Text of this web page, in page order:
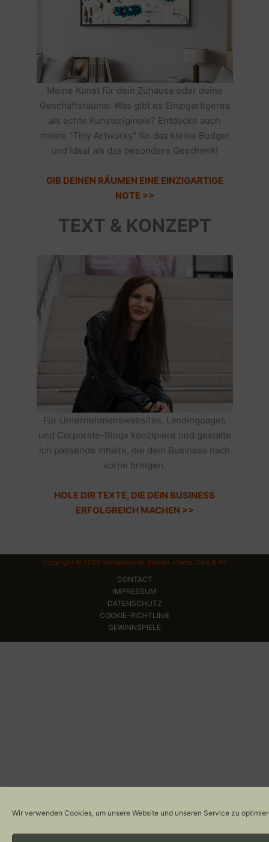
Wir verwenden Cookies, um unsere Website und unseren Service zu
Meine Kunst für dein Zuhause oder deine
Geschäftsräume: Was gibt es Einzigartigeres
als echte Kunstoriginale? Entdecke auch
meine "Tiny Artworks" für das kleine Budget
und ideal als das besondere Geschenk!
GIB DEINEN RÄUMEN EINE EINZIGARTIGE
NOTE >>
TEXT & KONZEPT
Für Unternehmenswebsites, Landingpages
und Corporate-Blogs konzipiere und gestalte
ich passende Inhalte, die dein Business nach
vorne bringen.
HOLE DIR TEXTE, DIE DEIN BUSINESS
ERFOLGREICH MACHEN >>
Copyright © 2026 Stylepeacock: Interior, Plants, Cats & Art
CONTACT
IMPRESSUM
DATENSCHUTZ
COOKIE-RICHTLINIE
GEWINNSPIELE